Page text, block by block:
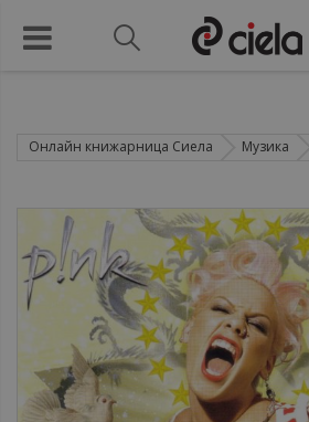
Онлайн книжарница Сиела Музика